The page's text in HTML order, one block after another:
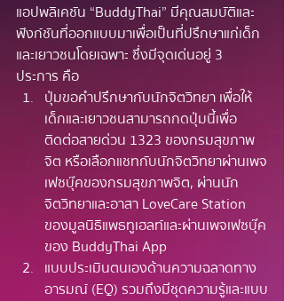
แอปพลิเคชัน “BuddyThai” มีคุณสมบัติและ
ฟังก์ชันที่ออกแบบมาเพื่อเป็นที่ปรึกษาแก่เด็ก
และเยาวชนโดยเฉพาะ ซึ่งมีจุดเด่นอยู่ 3
ประการ คือ
ปุ่มขอคำปรึกษากับนักจิตวิทยา เพื่อให้
เด็กและเยาวชนสามารถกดปุ่มนี้เพื่อ
ติดต่อสายด่วน 1323 ของกรมสุขภาพ
จิต หรือเลือกแชทกับนักจิตวิทยาผ่านเพจ
เฟซบุ๊คของกรมสุขภาพจิต, ผ่านนัก
จิตวิทยาและอาสา LoveCare Station
ของมูลนิธิแพธทูเฮลท์และผ่านเพจเฟซบุ๊ค
ของ BuddyThai App
แบบประเมินตนเองด้านความฉลาดทาง
อารมณ์ (EQ) รวมถึงมีชุดความรู้และแบบ